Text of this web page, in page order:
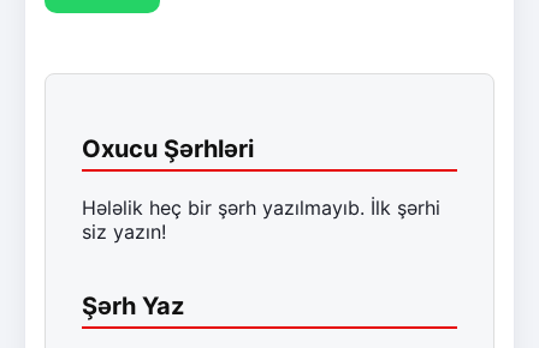
Oxucu Şərhləri
Hələlik heç bir şərh yazılmayıb. İlk şərhi
siz yazın!
Şərh Yaz